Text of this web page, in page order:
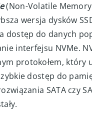
(Non-Volatile
wersja dysków
dostęp do danych
interfejsu NVMe.
protokołem, który
dostęp do
SATA czy